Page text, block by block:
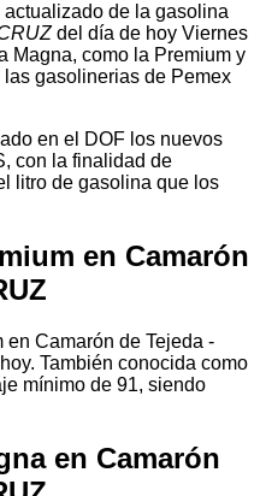
de la gasolina
del día de hoy Viernes
Magna, como la Premium y
gasolinerias de Pemex
en el DOF los nuevos
con la finalidad de
litro de gasolina que los
en Camarón
Camarón de Tejeda -
También conocida como
mínimo de 91, siendo
en Camarón